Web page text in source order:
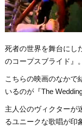
死者の世界を舞台にし
のコープスブライド』。
こちらの映画のなかで
いるのが『The
主人公のヴィクターが
るユニークな歌唱が印